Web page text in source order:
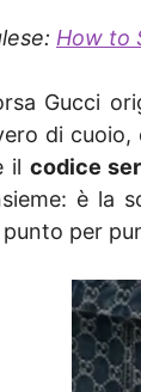
How to
Gucci
di cuoio,
il codice
è la
per